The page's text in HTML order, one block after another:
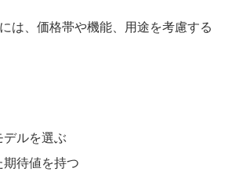
は、価格帯や機能、用途を考慮する
デルを選ぶ
待値を持つ